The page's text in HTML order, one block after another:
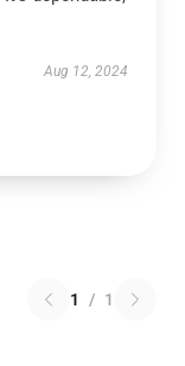
Aug 12, 2024
1 / 1